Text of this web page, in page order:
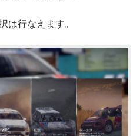
は行なえます。